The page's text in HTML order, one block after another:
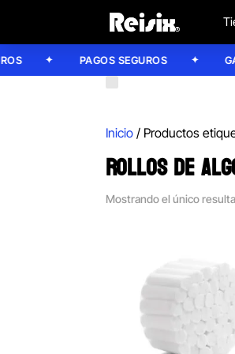
PAGOS SEGUROS
Inicio / Productos
ROLLOS DE
Mostrando el único